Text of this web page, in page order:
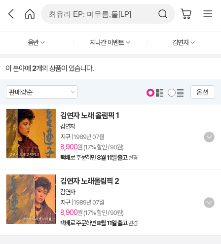
음반 지나간 이벤트 김연자
이 분야에 2개의 상품이 있습니다.
옵션
김연자 노래 올림픽 1
김연자
지구| 1989년 07월
8,900원 (17% 할인 / 90원)
택배로 주문하면 8월 11일 출고 변경
김연자 노래올림픽 2
김연자
지구| 1989년 07월
8,900원 (17% 할인 / 90원)
택배로 주문하면 8월 11일 출고 변경